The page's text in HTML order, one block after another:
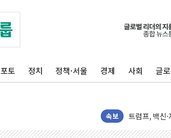
포토 정치 정책·서울 경제 사회 글
속보
뉴욕증시, 고
트럼프, 쿡
미 연준 매파
美 항소법원,
이란 핵심 원